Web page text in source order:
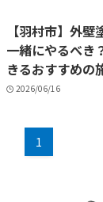
【羽村市】外
一緒にやるべき
きるおすすめの
2026/06/16
1